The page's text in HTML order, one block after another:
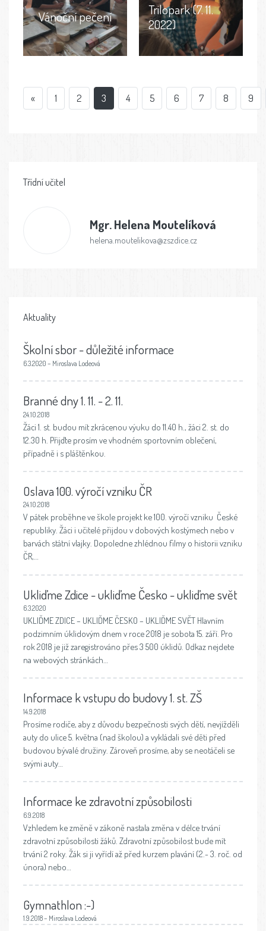
Vánoční pečení
Trilopark (7. 11.
2022)
« 1 2 3 4 5 6 7 8 9
Třídní učitel
Mgr.Helena Moutelíková
helena.moutelikova@zszdice.cz
Aktuality
Školní sbor - důležité informace
6.3.2020 – Miroslava Lodeová
Branné dny 1. 11. - 2. 11.
24.10.2018
Žáci 1. st. budou mít zkrácenou výuku do 11.40 h., žáci 2. st. do
12.30 h. Přijďte prosím ve vhodném sportovním oblečení,
případně i s pláštěnkou.
Oslava 100. výročí vzniku ČR
24.10.2018
V pátek proběhne ve škole projekt ke 100. výročí vzniku České
republiky. Žáci i učitelé přijdou v dobových kostýmech nebo v
barvách státní vlajky. Dopoledne zhlédnou filmy o historii vzniku
ČR,…
Ukliďme Zdice - ukliďme Česko - ukliďme svět
6.3.2020
UKLIĎME ZDICE – UKLIĎME ČESKO – UKLIĎME SVĚT Hlavním
podzimním úklidovým dnem v roce 2018 je sobota 15. září. Pro
rok 2018 je již zaregistrováno přes 3 500 úklidů. Odkaz nejdete
na webových stránkách…
Informace k vstupu do budovy 1. st. ZŠ
14.9.2018
Prosíme rodiče, aby z důvodu bezpečnosti svých dětí, nevjížděli
auty do ulice 5. května (nad školou) a vykládali své děti před
budovou bývalé družiny. Zároveň prosíme, aby se neotáčeli se
svými auty…
Informace ke zdravotní způsobilosti
6.9.2018
Vzhledem ke změně v zákoně nastala změna v délce trvání
zdravotní způsobilosti žáků. Zdravotní způsobilost bude mít
trvání 2 roky. Žák si ji vyřídí až před kurzem plavání (2.- 3. roč. od
února) nebo…
Gymnathlon :-)
1.9.2018 – Miroslava Lodeová